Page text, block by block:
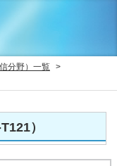
分野）一覧
）